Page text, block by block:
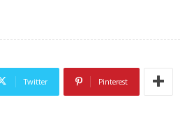
Twitter Pinterest